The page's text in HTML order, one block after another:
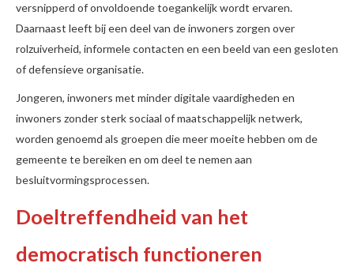
versnipperd of onvoldoende toegankelijk wordt ervaren.
Daarnaast leeft bij een deel van de inwoners zorgen over
rolzuiverheid, informele contacten en een beeld van een gesloten
of defensieve organisatie.
Jongeren, inwoners met minder digitale vaardigheden en
inwoners zonder sterk sociaal of maatschappelijk netwerk,
worden genoemd als groepen die meer moeite hebben om de
gemeente te bereiken en om deel te nemen aan
besluitvormingsprocessen.
Doeltreffendheid van het
democratisch functioneren